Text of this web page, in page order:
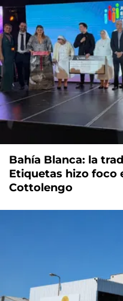
Bahía Blanca: la
Etiquetas hizo foco
Cottolengo